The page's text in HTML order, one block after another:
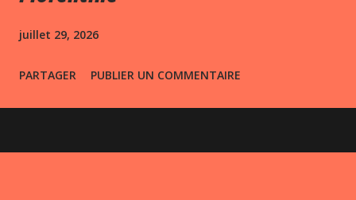
juillet 29, 2026
PARTAGER PUBLIER UN COMMENTAIRE